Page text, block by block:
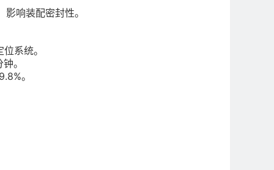
响装配密封性。
系统。
。
。